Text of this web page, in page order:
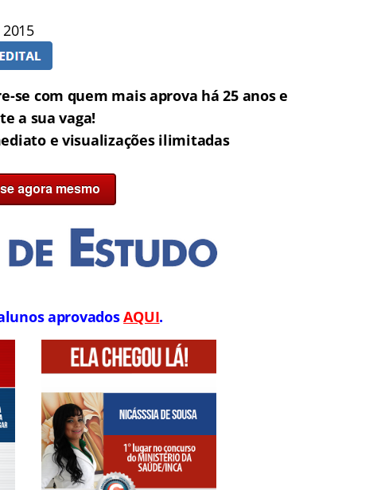
se com quem mais aprova há 25 anos e
a sua vaga!
e visualizações ilimitadas
aprovadosAQUI.